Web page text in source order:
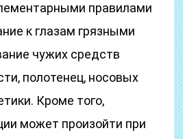
правилами
к глазам грязными
чужих средств
полотенец, носовых
Кроме того,
может произойти при